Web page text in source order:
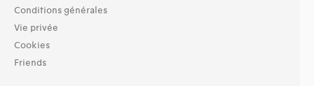
Conditions générales
Vie privée
Cookies
Friends